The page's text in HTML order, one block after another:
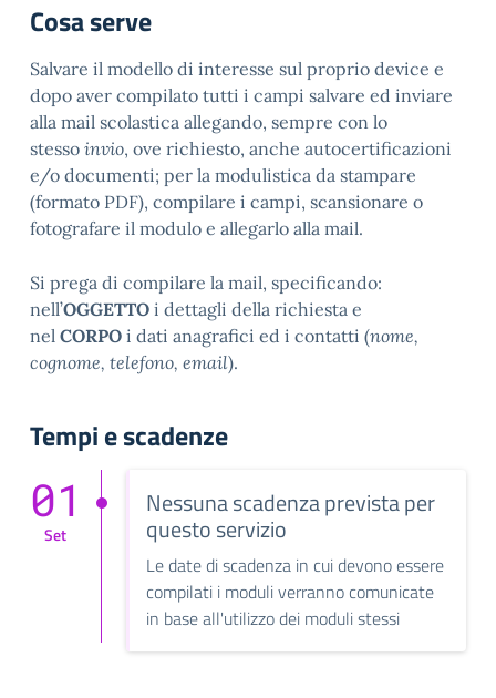
Cosa serve
Salvare il modello di interesse sul proprio device e
dopo aver compilato tutti i campi salvare ed inviare
alla mail scolastica allegando, sempre con lo
stesso invio, ove richiesto, anche autocertificazioni
e/o documenti; per la modulistica da stampare
(formato PDF), compilare i campi, scansionare o
fotografare il modulo e allegarlo alla mail.
Si prega di compilare la mail, specificando:
nell’OGGETTO i dettagli della richiesta e
nel CORPO i dati anagrafici ed i contatti (nome,
cognome, telefono, email).
Tempi e scadenze
01
Set
Nessuna scadenza prevista per
questo servizio
Le date di scadenza in cui devono essere
compilati i moduli verranno comunicate
in base all'utilizzo dei moduli stessi